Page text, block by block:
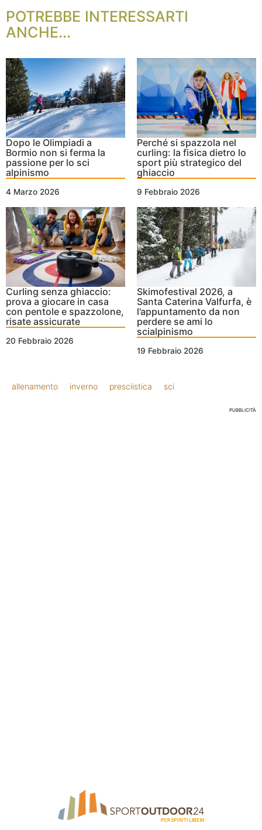
POTREBBE INTERESSARTI
ANCHE...
Dopo le Olimpiadi a
Bormio non si ferma la
passione per lo sci
alpinismo
4 Marzo 2026
Perché si spazzola nel
curling: la fisica dietro lo
sport più strategico del
ghiaccio
9 Febbraio 2026
Curling senza ghiaccio:
prova a giocare in casa
con pentole e spazzolone,
risate assicurate
20 Febbraio 2026
Skimofestival 2026, a
Santa Caterina Valfurfa, è
l’appuntamento da non
perdere se ami lo
scialpinismo
19 Febbraio 2026
allenamento inverno presciistica sci
PUBBLICITÀ